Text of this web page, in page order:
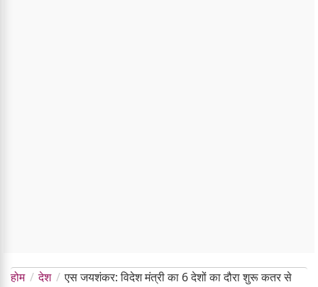
होम देश
एस जयशंकर: विदेश मंत्री का 6 देशों का दौरा शुरू कतर से